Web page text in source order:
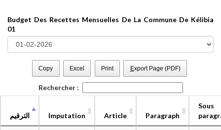
Budget Des Recettes Mensuelles De La Commune De Kélibia
01
Copy Excel Print Export Page (PDF)
Rechercher :
الترقيم Imputation Article Paragraph
Sous